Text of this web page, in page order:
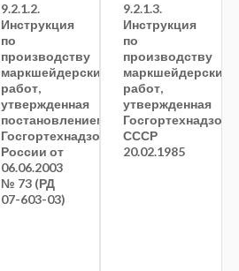
9.2.1.2.
Инструкция
по
производству
маркшейдерских
работ,
утвержденная
постановлением
Госгортехнадзора
России от
06.06.2003
№ 73 (РД
07-603-03)
9.2.1.3.
Инструкция
по
производству
маркшейдерских
работ,
утвержденная
СССР
20.02.1985